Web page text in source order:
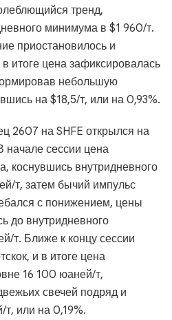
тренд,
минимума в $1 960/т.
приостановилось и
итоге цена зафиксировалась
небольшую
на $18,5/т, или на 0,93%.
2607 на SHFE открылся на
начале сессии цена
коснувшись внутридневного
т, затем бычий импульс
с понижением, цены
до внутридневного
т. Ближе к концу сессии
и в итоге цена
16 100 юаней/т,
свечей подряд и
или на 0,19%.